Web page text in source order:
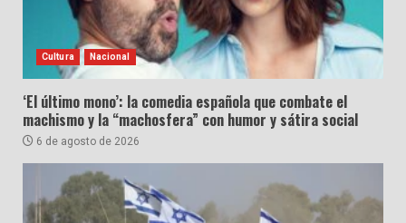
Cultura Nacional
‘El último mono’: la comedia española que combate el
machismo y la “machosfera” con humor y sátira social
6 de agosto de 2026